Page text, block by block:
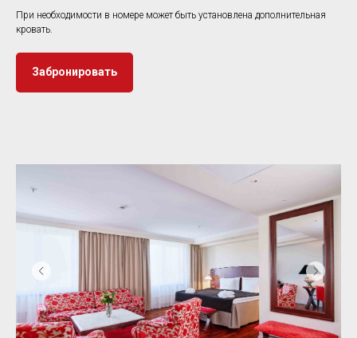
При необходимости в номере может быть установлена дополнительная
кровать.
Забронировать